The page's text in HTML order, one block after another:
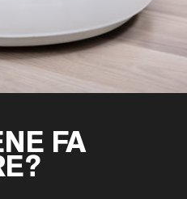
da latte di mucche
a erba
alimentata alla vaniglia
da bovini alimentati a erba
Powders
piselli FA